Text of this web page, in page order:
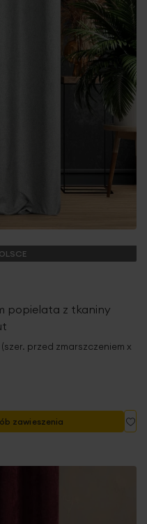
popielata z tkaniny
przed zmarszczeniem x
zawieszenia